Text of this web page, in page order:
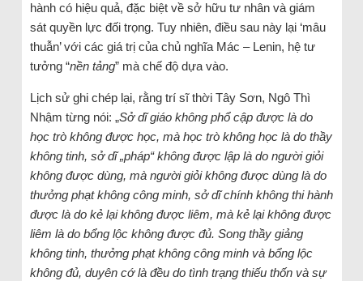
hành có hiệu quả, đặc biệt về sở hữu tư nhân và giám
sát quyền lực đối trọng. Tuy nhiên, điều sau này lại ‘mâu
thuẫn’ với các giá trị của chủ nghĩa Mác – Lenin, hệ tư
tưởng “nền tảng” mà chế độ dựa vào.
Lịch sử ghi chép lại, rằng trí sĩ thời Tây Sơn, Ngô Thì
Nhậm từng nói: „Sở dĩ giáo không phổ cập được là do
học trò không được học, mà học trò không học là do thầy
không tinh, sở dĩ „pháp“ không được lập là do người giỏi
không được dùng, mà người giỏi không được dùng là do
thưởng phạt không công minh, sở dĩ chính không thi hành
được là do kẻ lại không được liêm, mà kẻ lại không được
liêm là do bổng lộc không được đủ. Song thầy giảng
không tinh, thưởng phạt không công minh và bổng lộc
không đủ, duyên cớ là đều do tình trạng thiếu thốn và sự